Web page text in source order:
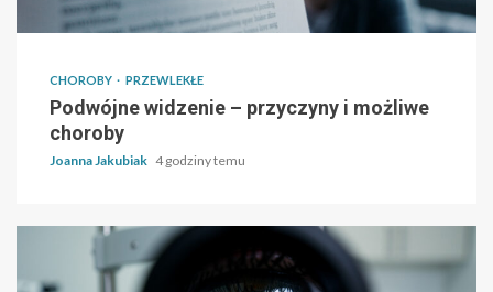
CHOROBY PRZEWLEKŁE
Podwójne widzenie – przyczyny i możliwe
choroby
Joanna Jakubiak 4 godziny temu